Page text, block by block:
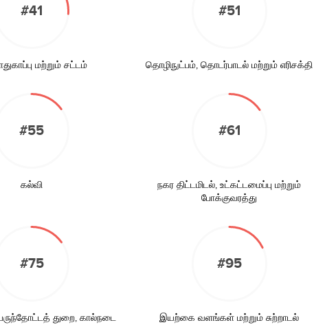
#41
மற்றும் சட்டம்
#51
தொழிநுட்பம், தொடர்பாடல் மற்றும் எரிசக்தி
#55
கல்வி
#61
நகர திட்டமிடல், உட்கட்டமைப்பு மற்றும்
போக்குவரத்து
#75
துறை, கால்நடை
#95
இயற்கை வளங்கள் மற்றும் சுற்றாடல்